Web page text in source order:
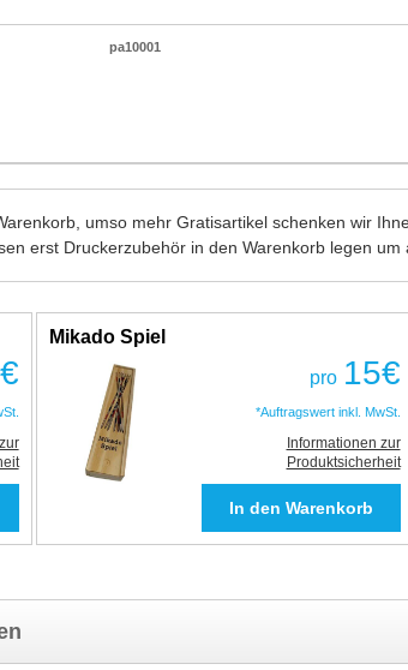
pa10001
umso mehr Gratisartikel schenken wir
erst Druckerzubehör in den Warenkorb legen
€
Mikado Spiel
pro 15€
*Auftragswert inkl. MwSt.
Informationen zur
Produktsicherheit